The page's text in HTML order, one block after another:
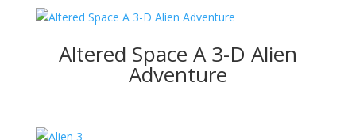
Altered Space A 3-D Alien
Adventure